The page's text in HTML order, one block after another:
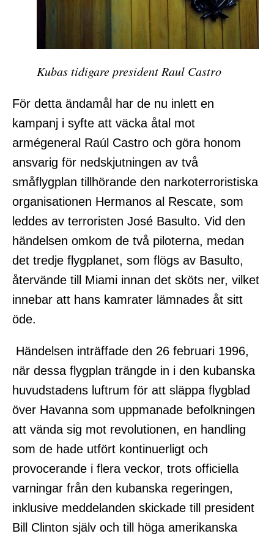
Kubas tidigare president Raul Castro
För detta ändamål har de nu inlett en
kampanj i syfte att väcka åtal mot
armégeneral Raúl Castro och göra honom
ansvarig för nedskjutningen av två
småflygplan tillhörande den narkoterroristiska
organisationen Hermanos al Rescate, som
leddes av terroristen José Basulto. Vid den
händelsen omkom de två piloterna, medan
det tredje flygplanet, som flögs av Basulto,
återvände till Miami innan det sköts ner, vilket
innebar att hans kamrater lämnades åt sitt
öde.
Händelsen inträffade den 26 februari 1996,
när dessa flygplan trängde in i den kubanska
huvudstadens luftrum för att släppa flygblad
över Havanna som uppmanade befolkningen
att vända sig mot revolutionen, en handling
som de hade utfört kontinuerligt och
provocerande i flera veckor, trots officiella
varningar från den kubanska regeringen,
inklusive meddelanden skickade till president
Bill Clinton själv och till höga amerikanska